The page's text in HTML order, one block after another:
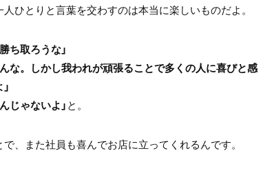
ひとりと言葉を交わすのは本当に楽しいものだよ。
ち取ろうな」
な。しかし我われが頑張ることで多くの人に喜びと感
じゃないよ」と。
、また社員も喜んでお店に立ってくれるんです。